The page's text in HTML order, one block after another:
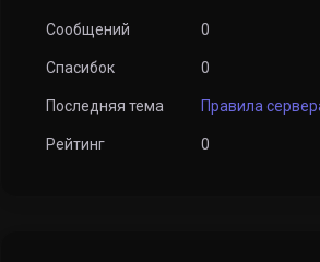
Сообщений 0
Спасибок 0
Последняя тема Правила
Рейтинг 0